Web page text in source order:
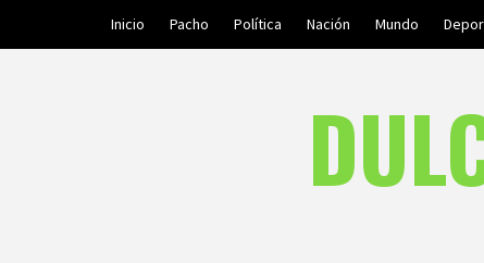
Inicio Pacho Política Nación Mundo